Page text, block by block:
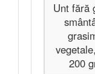
Unt fără
200